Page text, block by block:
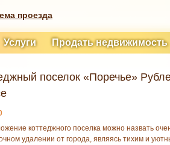
поселок «Поречье»
коттеджного поселка можно назвать
удалении от города, являясь тихим и
проезда
Услуги Продать недвижимость